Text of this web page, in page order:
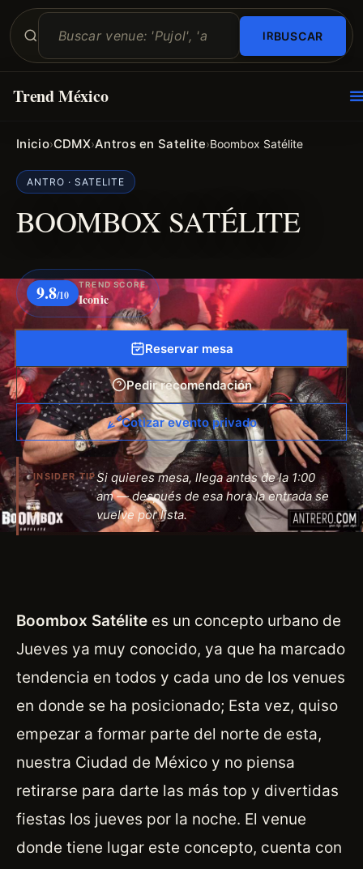
BUSCAR
Trend México
Inicio›CDMX›Antros en Satelite›Boombox Satélite
ANTRO · SATELITE
BOOMBOX SATÉLITE
9.8/10
TREND SCORE
Iconic
Reservar mesa
Pedir recomendación
Cotizar evento privado
INSIDER TIPSi quieres mesa, llega antes de la 1:00
am — después de esa hora la entrada se
vuelve por lista.
Boombox Satélite es un concepto urbano de
Jueves ya muy conocido, ya que ha marcado
tendencia en todos y cada uno de los venues
en donde se ha posicionado; Esta vez, quiso
empezar a formar parte del norte de esta,
nuestra Ciudad de México y no piensa
retirarse para darte las más top y divertidas
fiestas los jueves por la noche. El venue
donde tiene lugar este concepto, cuenta con